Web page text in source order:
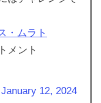
・ムラト
メント
January 12, 2024